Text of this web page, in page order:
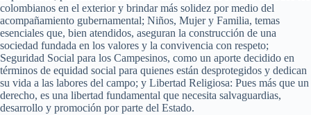
colombianos en el exterior y brindar más solidez por medio del
acompañamiento gubernamental; Niños, Mujer y Familia, temas
esenciales que, bien atendidos, aseguran la construcción de una
sociedad fundada en los valores y la convivencia con respeto;
Seguridad Social para los Campesinos, como un aporte decidido en
términos de equidad social para quienes están desprotegidos y dedican
su vida a las labores del campo; y Libertad Religiosa: Pues más que un
derecho, es una libertad fundamental que necesita salvaguardias,
desarrollo y promoción por parte del Estado.